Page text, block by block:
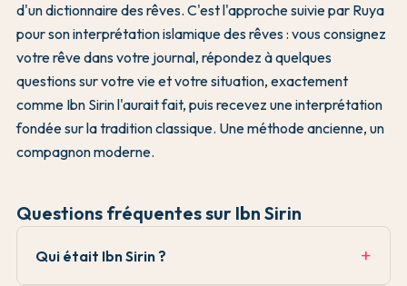
d'un dictionnaire des rêves. C'est l'approche suivie par Ruya
pour son interprétation islamique des rêves : vous consignez
votre rêve dans votre journal, répondez à quelques
questions sur votre vie et votre situation, exactement
comme Ibn Sirin l'aurait fait, puis recevez une interprétation
fondée sur la tradition classique. Une méthode ancienne, un
compagnon moderne.
Questions fréquentes sur Ibn Sirin
Qui était Ibn Sirin ?